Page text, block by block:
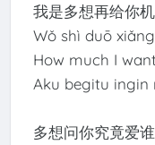
我是多想再给你
Wǒ shì duō
How much I
Aku begitu ingin
多想问你究竟爱谁